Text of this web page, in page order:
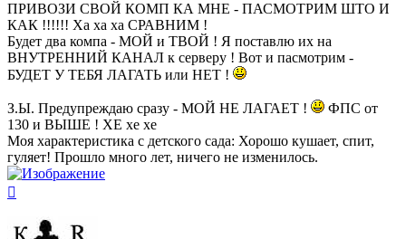
ПРИВОЗИ СВОЙ КОМП КА МНЕ - ПАСМОТРИМ ШТО И
КАК !!!!!! Ха ха ха СРАВНИМ !
Будет два компа - МОЙ и ТВОЙ ! Я поставлю их на
ВНУТРЕННИЙ КАНАЛ к серверу ! Вот и пасмотрим -
БУДЕТ У ТЕБЯ ЛАГАТЬ или НЕТ !
З.Ы. Предупреждаю сразу - МОЙ НЕ ЛАГАЕТ !
ФПС от
130 и ВЫШЕ ! ХЕ хе хе
Моя характеристика с детского сада: Хорошо кушает, спит,
гуляет! Прошло много лет, ничего не изменилось.
началу